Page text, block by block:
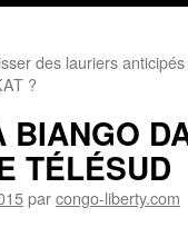
des lauriers anticipés
?
BIANGO
TÉLÉSUD
parcongo-liberty.com